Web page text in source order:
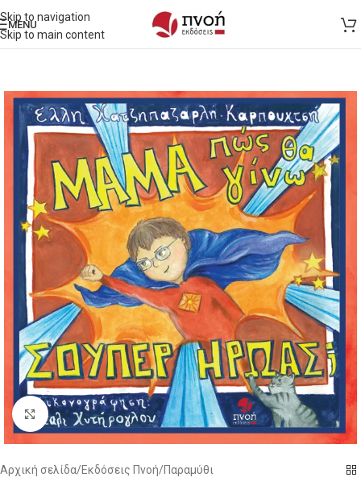
Skip to navigation
Skip to main content
MENU
Click to enlarge
Αρχική σελίδα/Εκδόσεις Πνοή/Παραμύθι